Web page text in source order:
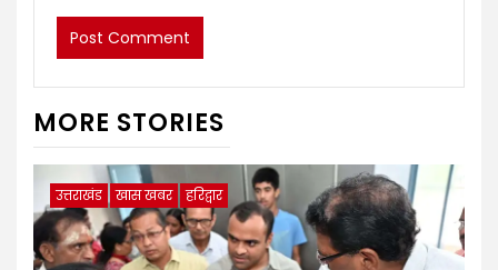
MORE STORIES
उत्तराखंड खास खबर हरिद्वार